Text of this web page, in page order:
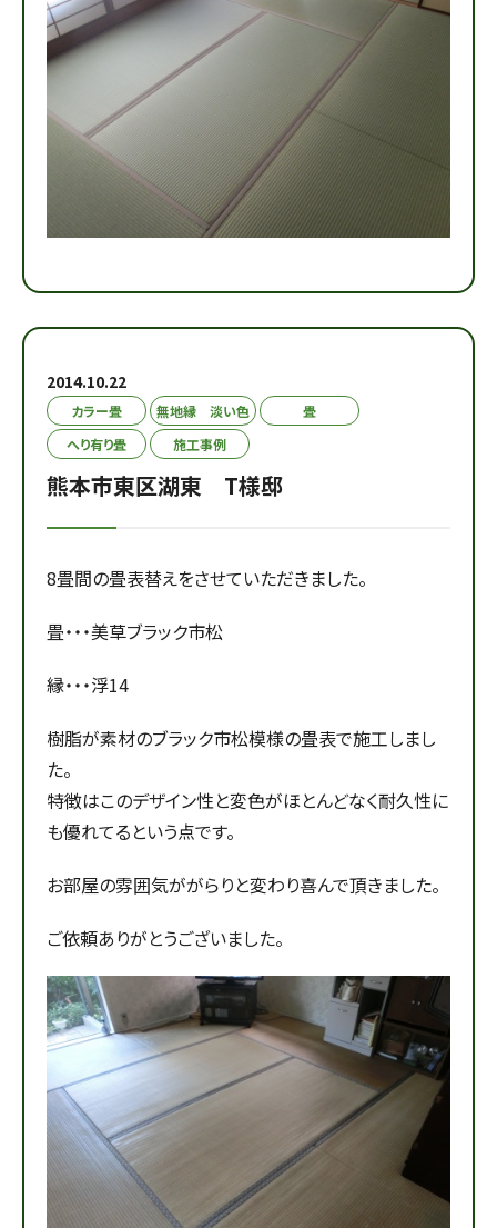
2014.10.22
カラー畳 無地縁 淡い色
畳
へり有り畳
施工事例
熊本市東区湖東 T様邸
8畳間の畳表替えをさせていただきました。
畳・・・美草ブラック市松
縁・・・浮14
樹脂が素材のブラック市松模様の畳表で施工しまし
た。
特徴はこのデザイン性と変色がほとんどなく耐久性に
も優れてるという点です。
お部屋の雰囲気ががらりと変わり喜んで頂きました。
ご依頼ありがとうございました。